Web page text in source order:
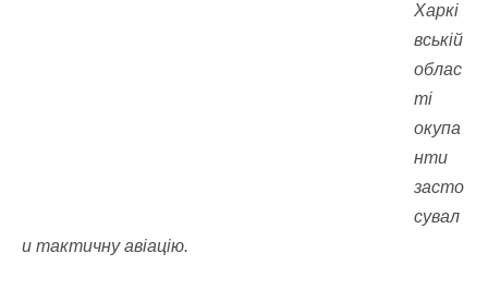
Харкі
вській
облас
ті
окупа
нти
засто
сувал
и тактичну авіацію.